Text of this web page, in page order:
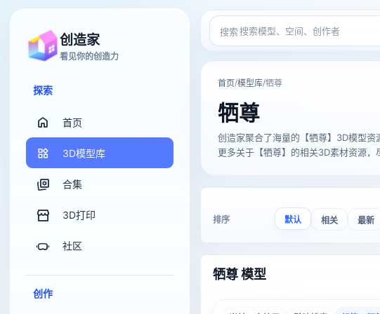
创造家
看见你的创造力
探索
首页
3D模型库
合集
3D打印
社区
创作
搜索
首页/模型库/牺尊
牺尊
创造家聚合了海量的【牺尊】3D模型
更多关于【牺尊】的相关3D素材资源
排序 默认 相关 最新
牺尊 模型